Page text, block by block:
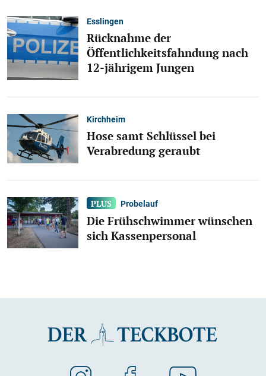
Esslingen
Rücknahme der
Öffentlichkeitsfahndung nach
12-jährigem Jungen
Kirchheim
Hose samt Schlüssel bei
Verabredung geraubt
Probelauf
Die Frühschwimmer wünschen
sich Kassenpersonal